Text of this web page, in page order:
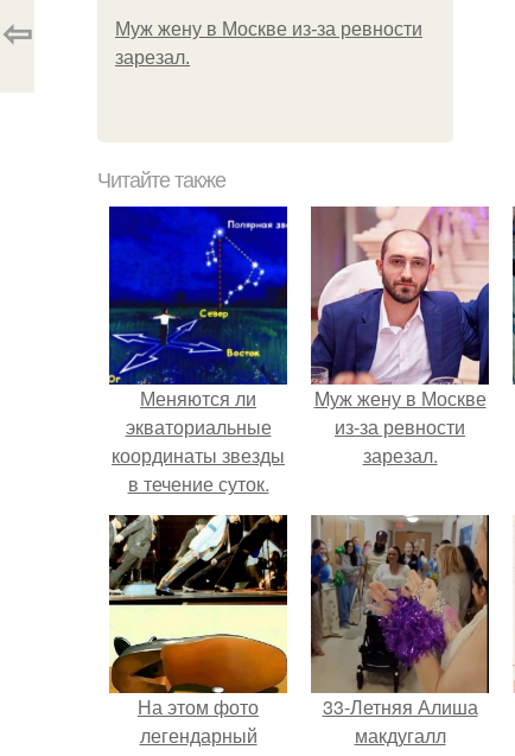
Mуж жену в Москве из-за ревности
зарезал.
⇦
Читайте также
Меняются ли
экваториальные
координаты звезды
в течение суток.
Определение
географических
координат по
звездам.
Mуж жену в Москве
из-за ревности
зарезал.
На этом фото
легендарный
33-Летняя Алиша
макдугалл